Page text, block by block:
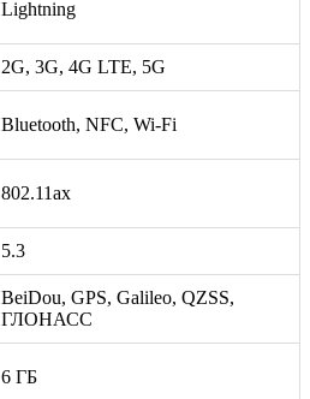
Lightning
2G, 3G, 4G LTE, 5G
Bluetooth, NFC, Wi-Fi
802.11ax
5.3
BeiDou, GPS, Galileo, QZSS,
ГЛОНАСС
6 ГБ